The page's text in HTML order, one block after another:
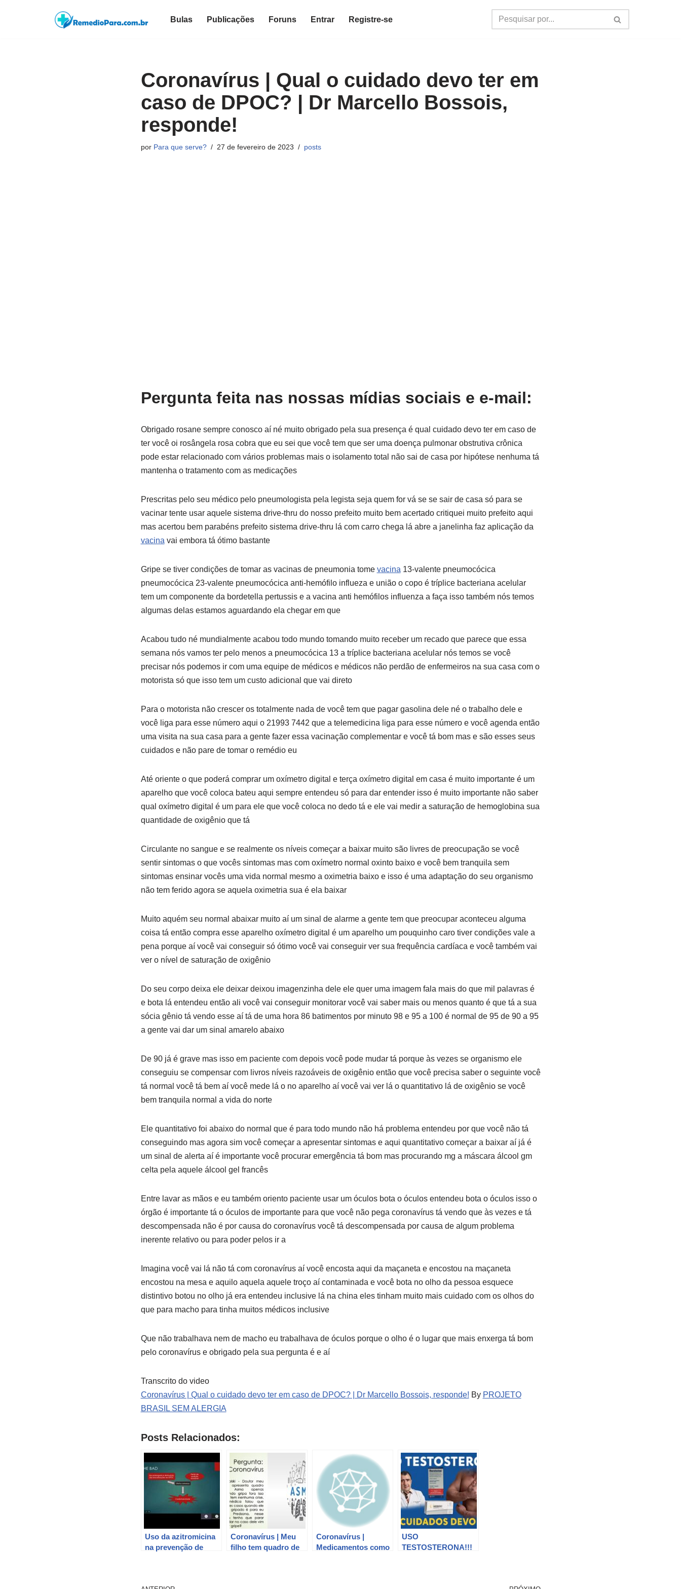
Bulas Publicações Foruns Entrar Registre-se
Coronavírus | Qual o cuidado devo ter em
caso de DPOC? | Dr Marcello Bossois,
responde!
por Para que serve? 27 de fevereiro de 2023 posts
Pergunta feita nas nossas mídias sociais e e-mail:
Obrigado rosane sempre conosco aí né muito obrigado pela sua presença é qual cuidado devo ter em caso de
ter você oi rosângela rosa cobra que eu sei que você tem que ser uma doença pulmonar obstrutiva crônica
pode estar relacionado com vários problemas mais o isolamento total não sai de casa por hipótese nenhuma tá
mantenha o tratamento com as medicações
Prescritas pelo seu médico pelo pneumologista pela legista seja quem for vá se se sair de casa só para se
vacinar tente usar aquele sistema drive-thru do nosso prefeito muito bem acertado critiquei muito prefeito aqui
mas acertou bem parabéns prefeito sistema drive-thru lá com carro chega lá abre a janelinha faz aplicação da
vacina vai embora tá ótimo bastante
Gripe se tiver condições de tomar as vacinas de pneumonia tome vacina 13-valente pneumocócica
pneumocócica 23-valente pneumocócica anti-hemófilo influeza e união o copo é tríplice bacteriana acelular
tem um componente da bordetella pertussis e a vacina anti hemófilos influenza a faça isso também nós temos
algumas delas estamos aguardando ela chegar em que
Acabou tudo né mundialmente acabou todo mundo tomando muito receber um recado que parece que essa
semana nós vamos ter pelo menos a pneumocócica 13 a tríplice bacteriana acelular nós temos se você
precisar nós podemos ir com uma equipe de médicos e médicos não perdão de enfermeiros na sua casa com o
motorista só que isso tem um custo adicional que vai direto
Para o motorista não crescer os totalmente nada de você tem que pagar gasolina dele né o trabalho dele e
você liga para esse número aqui o 21993 7442 que a telemedicina liga para esse número e você agenda então
uma visita na sua casa para a gente fazer essa vacinação complementar e você tá bom mas e são esses seus
cuidados e não pare de tomar o remédio eu
Até oriente o que poderá comprar um oxímetro digital e terça oxímetro digital em casa é muito importante é um
aparelho que você coloca bateu aqui sempre entendeu só para dar entender isso é muito importante não saber
qual oxímetro digital é um para ele que você coloca no dedo tá e ele vai medir a saturação de hemoglobina sua
quantidade de oxigênio que tá
Circulante no sangue e se realmente os níveis começar a baixar muito são livres de preocupação se você
sentir sintomas o que vocês sintomas mas com oxímetro normal oxinto baixo e você bem tranquila sem
sintomas ensinar vocês uma vida normal mesmo a oximetria baixo e isso é uma adaptação do seu organismo
não tem ferido agora se aquela oximetria sua é ela baixar
Muito aquém seu normal abaixar muito aí um sinal de alarme a gente tem que preocupar aconteceu alguma
coisa tá então compra esse aparelho oxímetro digital é um aparelho um pouquinho caro tiver condições vale a
pena porque aí você vai conseguir só ótimo você vai conseguir ver sua frequência cardíaca e você também vai
ver o nível de saturação de oxigênio
Do seu corpo deixa ele deixar deixou imagenzinha dele ele quer uma imagem fala mais do que mil palavras é
e bota lá entendeu então ali você vai conseguir monitorar você vai saber mais ou menos quanto é que tá a sua
sócia gênio tá vendo esse aí tá de uma hora 86 batimentos por minuto 98 e 95 a 100 é normal de 95 de 90 a 95
a gente vai dar um sinal amarelo abaixo
De 90 já é grave mas isso em paciente com depois você pode mudar tá porque às vezes se organismo ele
conseguiu se compensar com livros níveis razoáveis de oxigênio então que você precisa saber o seguinte você
tá normal você tá bem aí você mede lá o no aparelho aí você vai ver lá o quantitativo lá de oxigênio se você
bem tranquila normal a vida do norte
Ele quantitativo foi abaixo do normal que é para todo mundo não há problema entendeu por que você não tá
conseguindo mas agora sim você começar a apresentar sintomas e aqui quantitativo começar a baixar aí já é
um sinal de alerta aí é importante você procurar emergência tá bom mas procurando mg a máscara álcool gm
celta pela aquele álcool gel francês
Entre lavar as mãos e eu também oriento paciente usar um óculos bota o óculos entendeu bota o óculos isso o
órgão é importante tá o óculos de importante para que você não pega coronavírus tá vendo que às vezes e tá
descompensada não é por causa do coronavírus você tá descompensada por causa de algum problema
inerente relativo ou para poder pelos ir a
Imagina você vai lá não tá com coronavírus aí você encosta aqui da maçaneta e encostou na maçaneta
encostou na mesa e aquilo aquela aquele troço aí contaminada e você bota no olho da pessoa esquece
distintivo botou no olho já era entendeu inclusive lá na china eles tinham muito mais cuidado com os olhos do
que para macho para tinha muitos médicos inclusive
Que não trabalhava nem de macho eu trabalhava de óculos porque o olho é o lugar que mais enxerga tá bom
pelo coronavírus e obrigado pela sua pergunta é e aí
Transcrito do video
Coronavírus | Qual o cuidado devo ter em caso de DPOC? | Dr Marcello Bossois, responde! By PROJETO
BRASIL SEM ALERGIA
Posts Relacionados:
Uso da azitromicina
na prevenção de
Coronavírus | Meu
filho tem quadro de
Coronavírus |
Medicamentos como
USO
TESTOSTERONA!!!